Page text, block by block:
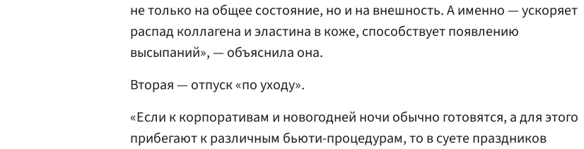
не только на общее состояние, но и на внешность. А именно — ускоряет
распад коллагена и эластина в коже, способствует появлению
высыпаний», — объяснила она.
Вторая — отпуск «по уходу».
«Если к корпоративам и новогодней ночи обычно готовятся, а для этого
прибегают к различным бьюти-процедурам, то в суете праздников